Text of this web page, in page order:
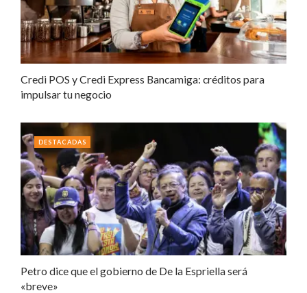
Credi POS y Credi Express Bancamiga: créditos para
impulsar tu negocio
Petro dice que el gobierno de De la Espriella será
«breve»
DESTACADAS